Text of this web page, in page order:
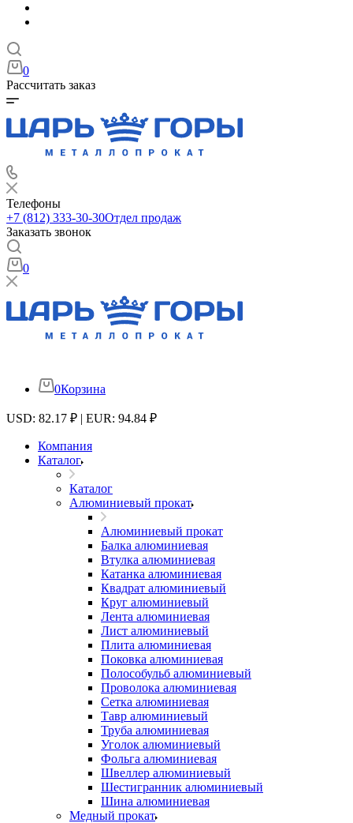
0
Рассчитать заказ
Телефоны
+7 (812) 333-30-30Отдел продаж
Заказать звонок
0
0Корзина
USD: 82.17 ₽ | EUR: 94.84 ₽
Компания
Каталог
Каталог
Алюминиевый прокат
Алюминиевый прокат
Балка алюминиевая
Втулка алюминиевая
Катанка алюминиевая
Квадрат алюминиевый
Круг алюминиевый
Лента алюминиевая
Лист алюминиевый
Плита алюминиевая
Поковка алюминиевая
Полособульб алюминиевый
Проволока алюминиевая
Сетка алюминиевая
Тавр алюминиевый
Труба алюминиевая
Уголок алюминиевый
Фольга алюминиевая
Швеллер алюминиевый
Шестигранник алюминиевый
Шина алюминиевая
Медный прокат